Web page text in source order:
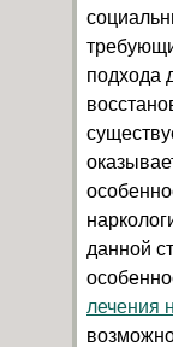
подхода
данной
лечения